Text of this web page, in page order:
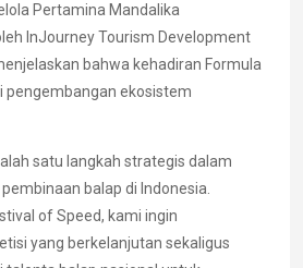
Pertamina Mandalika
InJourney Tourism Development
bahwa kehadiran Formula
pengembangan ekosistem
satu langkah strategis dalam
balap di Indonesia.
of Speed, kami ingin
yang berkelanjutan sekaligus